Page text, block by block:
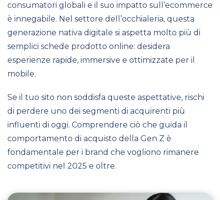
consumatori globali e il suo impatto sull’ecommerce
è innegabile. Nel settore dell’occhialeria, questa
generazione nativa digitale si aspetta molto più di
semplici schede prodotto online: desidera
esperienze rapide, immersive e ottimizzate per il
mobile.
Se il tuo sito non soddisfa queste aspettative, rischi
di perdere uno dei segmenti di acquirenti più
influenti di oggi. Comprendere ciò che guida il
comportamento di acquisto della Gen Z è
fondamentale per i brand che vogliono rimanere
competitivi nel 2025 e oltre.